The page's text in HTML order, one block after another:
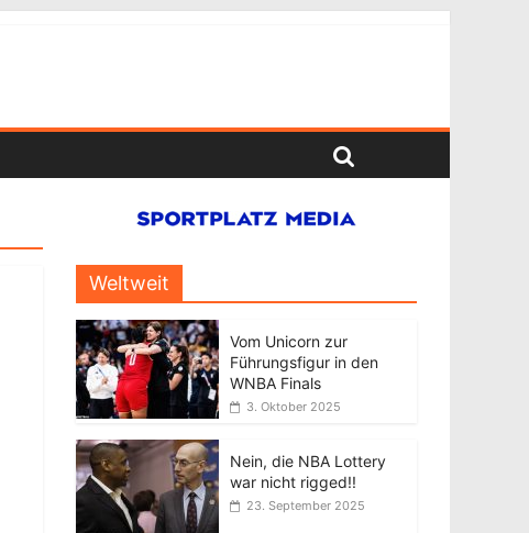
Weltweit
Vom Unicorn zur
Führungsfigur in den
WNBA Finals
3. Oktober 2025
Nein, die NBA Lottery
war nicht rigged!!
23. September 2025